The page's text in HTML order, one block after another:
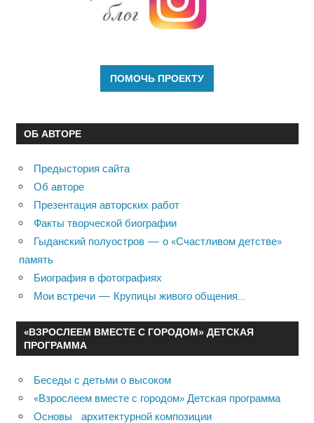
ОБ АВТОРЕ
Предыстория сайта
Об авторе
Презентация авторских работ
Факты творческой биографии
Гыданский полуостров — о «Счастливом детстве»
память
Биография в фотографиях
Мои встречи — Крупицы живого общения…
«ВЗРОСЛЕЕМ ВМЕСТЕ С ГОРОДОМ» ДЕТСКАЯ
ПРОГРАММА
Беседы с детьми о высоком
«Взрослеем вместе с городом» Детская программа
Основы архитектурной композиции